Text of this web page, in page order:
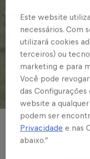
BASE MASCULINA
Este website
necessários. Com
utilizará cookies
terceiros) ou
marketing e para
Você pode
das
website a
podem ser
Privacidade e nas
abaixo.”